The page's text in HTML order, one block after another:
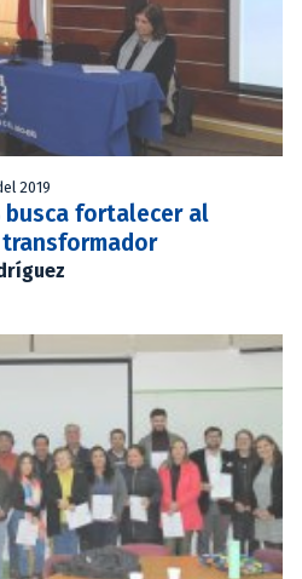
2019
busca fortalecer al